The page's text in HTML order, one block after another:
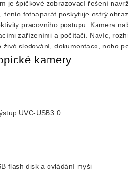
je špičkové zobrazovací řešení
tento fotoaparát poskytuje ostrý
pracovního postupu. Kamera
zařízeními a počítači. Navíc,
sledování, dokumentace, nebo
kamery
UVC-USB3.0
flash disk a ovládání myši